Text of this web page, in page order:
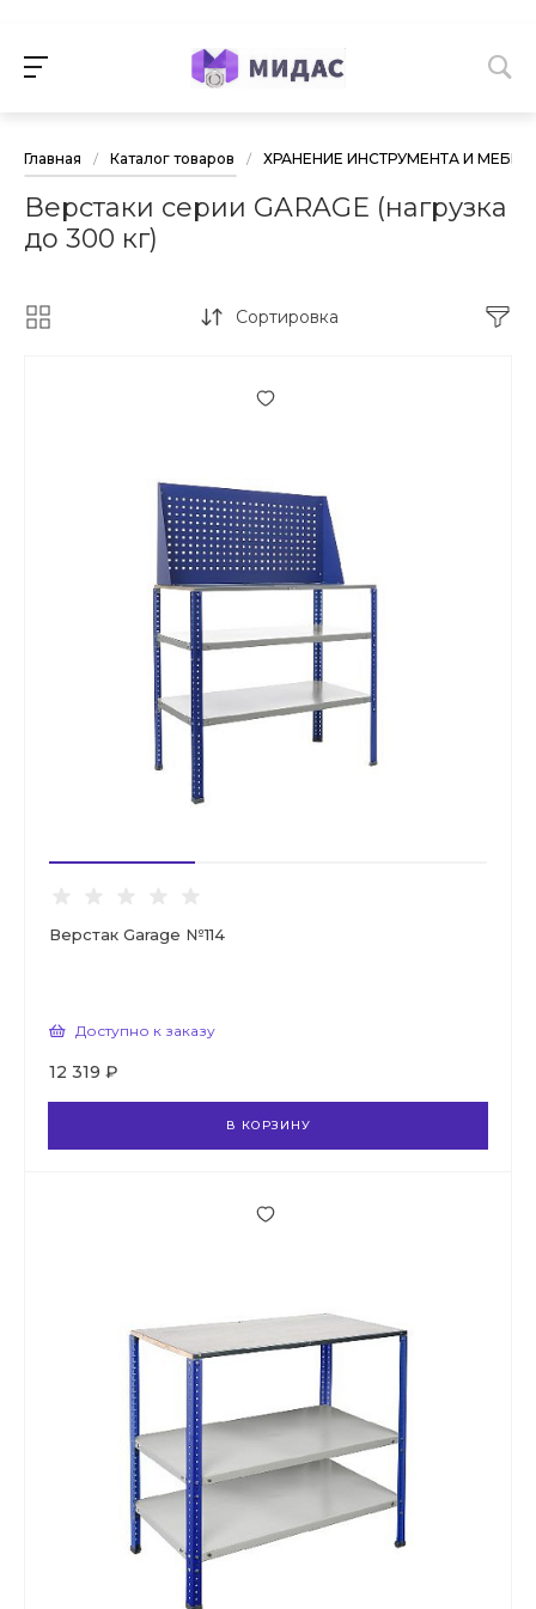
Главная / Каталог товаров / ХРАНЕНИЕ ИНСТРУМЕНТА И
Верстаки серии GARAGE (нагрузка
до 300 кг)
Сортировка
Верстак Garage №114
Доступно к заказу
12 319 ₽
В КОРЗИНУ